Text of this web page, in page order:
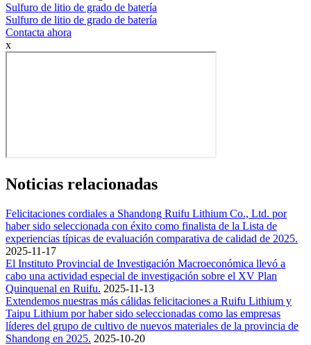
Sulfuro de litio de grado de batería
Sulfuro de litio de grado de batería
Contacta ahora
x
Noticias relacionadas
Felicitaciones cordiales a Shandong Ruifu Lithium Co., Ltd. por
haber sido seleccionada con éxito como finalista de la Lista de
experiencias típicas de evaluación comparativa de calidad de 2025.
2025-11-17
El Instituto Provincial de Investigación Macroeconómica llevó a
cabo una actividad especial de investigación sobre el XV Plan
Quinquenal en Ruifu. 2025-11-13
Extendemos nuestras más cálidas felicitaciones a Ruifu Lithium y
Taipu Lithium por haber sido seleccionadas como las empresas
líderes del grupo de cultivo de nuevos materiales de la provincia de
Shandong en 2025. 2025-10-20